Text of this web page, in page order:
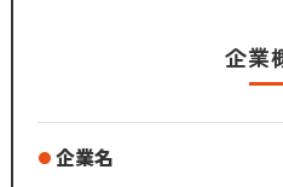
お客様都合で少し発生する場
企業
企業名